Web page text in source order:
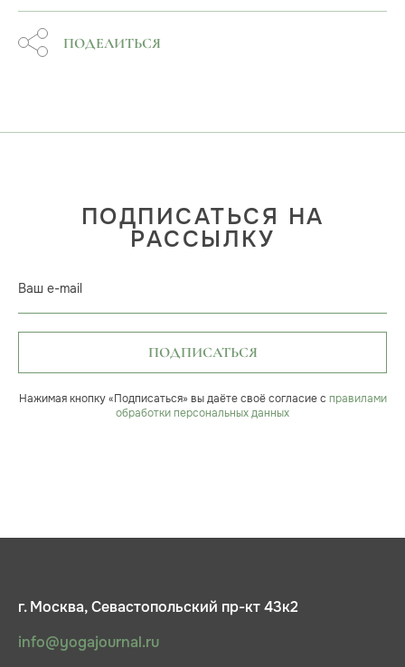
ПОДЕЛИТЬСЯ
ПОДПИСАТЬСЯ НА
РАССЫЛКУ
Ваш e-mail
ПОДПИСАТЬСЯ
Нажимая кнопку «Подписаться» вы даёте своё согласие с правилами
обработки персональных данных
г. Москва, Севастопольский пр-кт 43к2
info@yogajournal.ru